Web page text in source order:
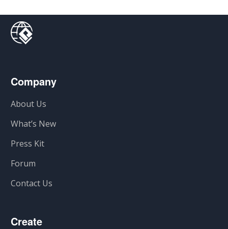
Company
About Us
What’s New
Press Kit
Forum
Contact Us
Create